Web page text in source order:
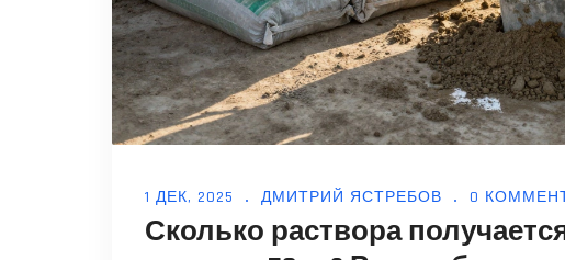
1 ДЕК, 2025 ДМИТРИЙ ЯСТРЕБОВ 0
Сколько раствора